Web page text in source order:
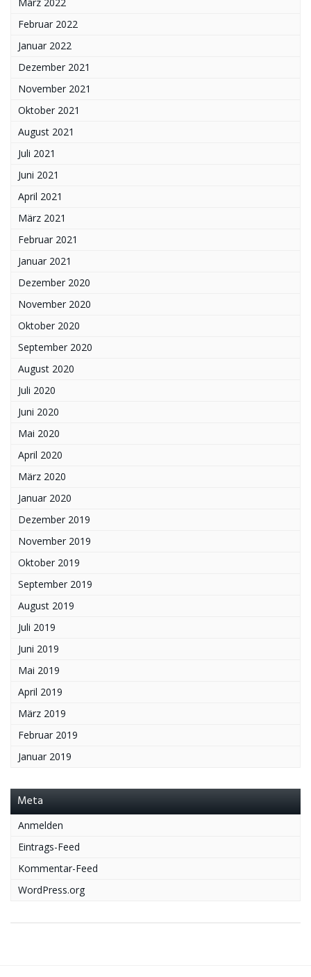
Februar 2022
Januar 2022
Dezember 2021
November 2021
Oktober 2021
August 2021
Juli 2021
Juni 2021
April 2021
März 2021
Februar 2021
Januar 2021
Dezember 2020
November 2020
Oktober 2020
September 2020
August 2020
Juli 2020
Juni 2020
Mai 2020
April 2020
März 2020
Januar 2020
Dezember 2019
November 2019
Oktober 2019
September 2019
August 2019
Juli 2019
Juni 2019
Mai 2019
April 2019
März 2019
Februar 2019
Januar 2019
Meta
Anmelden
Eintrags-Feed
Kommentar-Feed
WordPress.org